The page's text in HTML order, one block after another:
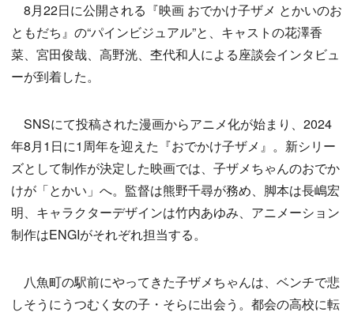
8月22日に公開される『映画 おでかけ子ザメ とかいのお
ともだち』の“パインビジュアル”と、キャストの花澤香
菜、宮田俊哉、高野洸、杢代和人による座談会インタビュ
ーが到着した。
SNSにて投稿された漫画からアニメ化が始まり、2024
年8月1日に1周年を迎えた『おでかけ子ザメ』。新シリー
ズとして制作が決定した映画では、子ザメちゃんのおでか
けが「とかい」へ。監督は熊野千尋が務め、脚本は長嶋宏
明、キャラクターデザインは竹内あゆみ、アニメーション
制作はENGIがそれぞれ担当する。
八魚町の駅前にやってきた子ザメちゃんは、ベンチで悲
しそうにうつむく女の子・そらに出会う。都会の高校に転